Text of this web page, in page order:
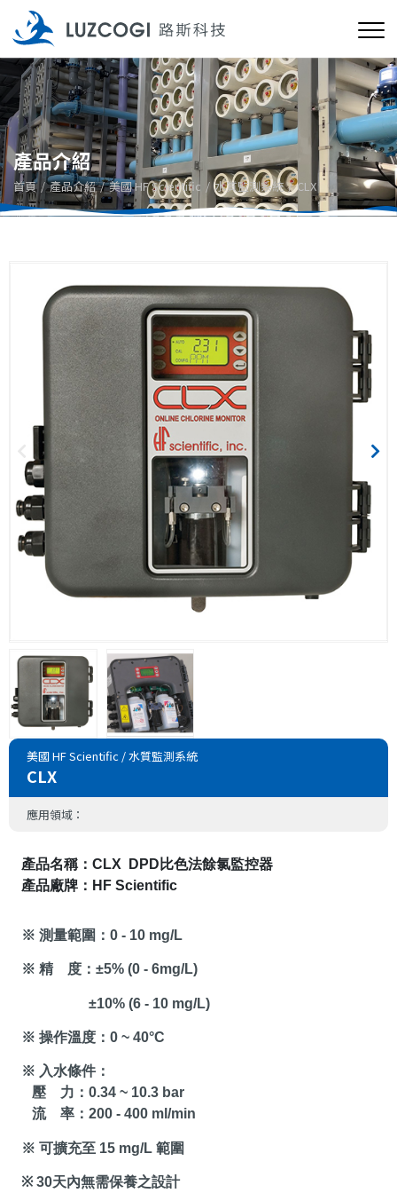
產品介紹
首頁 產品介紹 美國 HF Scientific 水質監測系統 CLX
美國 HF Scientific /水質監測系統
CLX
應用領域：
產品名稱：CLX  DPD 比色法餘氯監控器
產品廠牌： HF Scientific
※ 測量範圍：0 - 10 mg/L
※ 精 度：±5% (0 - 6mg/L)
±10% (6- 10 mg/L)
※ 操作溫度：0~40°C
※ 入水條件：
壓
力：0.34~ 10.3 bar
流
率：200 - 400 ml/min
※ 可擴充至 15 mg/L範圍
※30天內無需保養之設計